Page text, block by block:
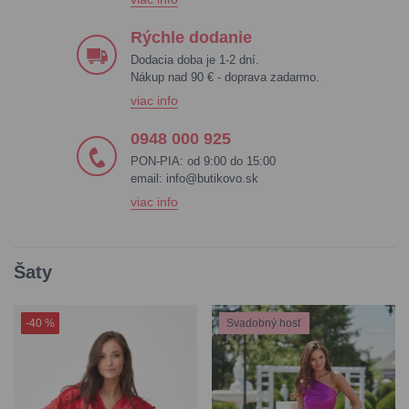
Rýchle dodanie
Dodacia doba je 1-2 dní.
Nákup nad 90 € - doprava zadarmo.
viac info
0948 000 925
PON-PIA: od 9:00 do 15:00
email: info@butikovo.sk
viac info
Šaty
-40 % Svadobný hosť